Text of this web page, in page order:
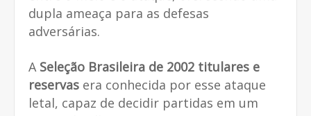
dupla ameaça para as defesas
adversárias.
A Seleção Brasileira de 2002 titulares e
reservas era conhecida por esse ataque
letal, capaz de decidir partidas em um